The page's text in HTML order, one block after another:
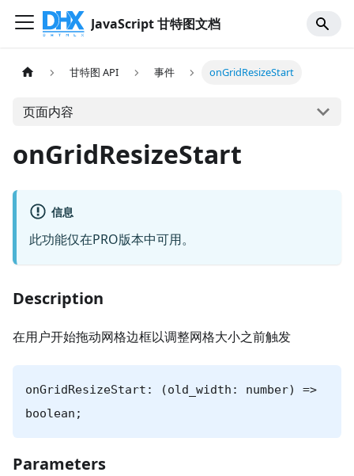
JavaScript 甘特图文档
甘特图 API 事件 onGridResizeStart
页面内容
onGridResizeStart
信息
此功能仅在PRO版本中可用。
Description
在用户开始拖动网格边框以调整网格大小之前触发
onGridResizeStart: (old_width: number) =>
boolean;
Parameters